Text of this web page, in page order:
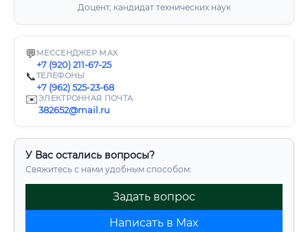
Доцент, кандидат технических наук
💬 МЕССЕНДЖЕР MAX
+7 (920) 211-67-25
📞ТЕЛЕФОНЫ
+7 (962) 525-23-68
✉️ЭЛЕКТРОННАЯ ПОЧТА
382652@mail.ru
У Вас остались вопросы?
Свяжитесь с нами удобным способом:
Задать вопрос
Написать в Max